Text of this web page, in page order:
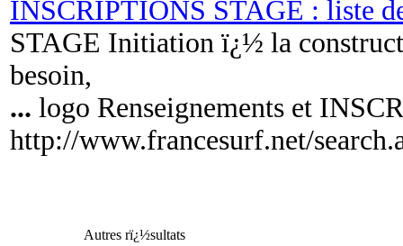
INSCRIPTIONS STAGE : liste
STAGE Initiation ï¿½ la
besoin,
... logo Renseignements et
http://www.francesurf.net/
Autres rï¿½sultats